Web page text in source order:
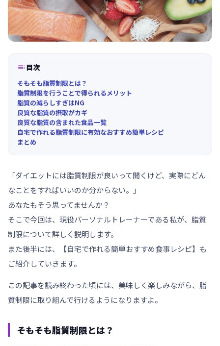
目次
そもそも脂質制限とは？
脂質制限を行うことで得られるメリット
脂質の減らしすぎはNG
良質な脂質の摂取がカギ
良質な脂質の含まれた食品一覧
自宅で作れる脂質制限に有効なおすすめ簡単レシピ
まとめ
「ダイエットには脂質制限が良いって聞くけど、実際にどん
なことをすればいいのか分からない。」
あなたもそう思ってませんか？
そこで今回は、現役パーソナルトレーナーである私が、脂質
制限について詳しく説明します。
また後半には、
【自宅で作れる簡単おすすめ食事レシピ】 も
ご紹介していきます。
この記事を読み終わった頃には、美味しく楽しみながら、脂
質制限に取り組んで行けるようになりますよ。
そもそも脂質制限とは？